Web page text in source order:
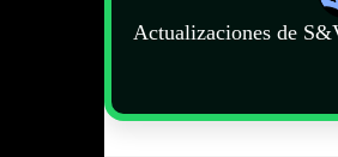
Actualizaciones de